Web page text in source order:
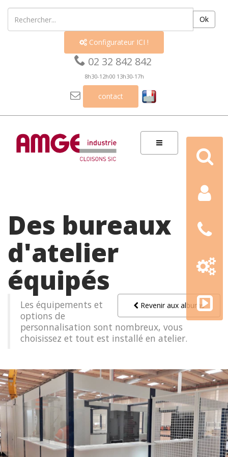
Ok
 Configurateur ICI !
 02 32 842 842
8h30-12h00 13h30-17h
 contact
Des bureaux
d'atelier
équipés
Revenir aux albums
Les équipements et
options de
personnalisation sont nombreux, vous
choisissez et tout est installé en atelier.
3D
academy